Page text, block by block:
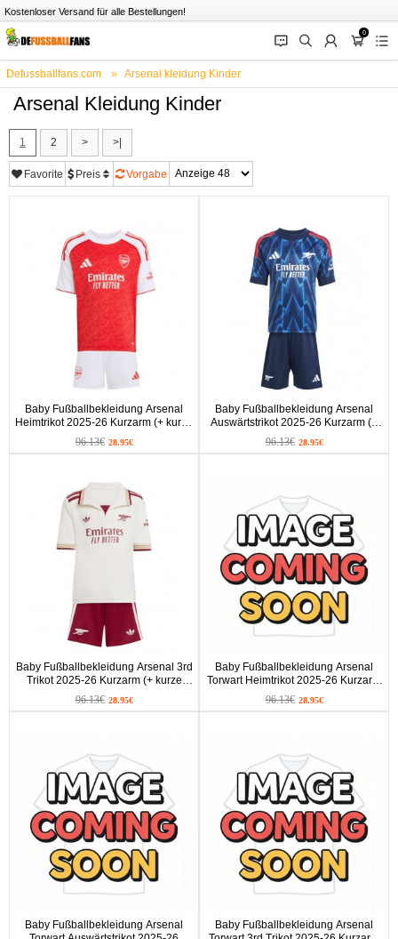
Kostenloser Versand für alle Bestellungen!
󰂱 󰂨 󰃳
0
󰃦 󰃖
Defussballfans.com Arsenal kleidung Kinder
Arsenal Kleidung Kinder
1 2 > >|
Favorite Preis Vorgabe
Baby Fußballbekleidung Arsenal
Heimtrikot 2025-26 Kurzarm (+ kurze
hosen)
96.13€ 28.95€
Baby Fußballbekleidung Arsenal
Auswärtstrikot 2025-26 Kurzarm (+
kurze hosen)
96.13€ 28.95€
Baby Fußballbekleidung Arsenal 3rd
Trikot 2025-26 Kurzarm (+ kurze
hosen)
96.13€ 28.95€
Baby Fußballbekleidung Arsenal
Torwart Heimtrikot 2025-26 Kurzarm
(+ kurze hosen)
96.13€ 28.95€
Baby Fußballbekleidung Arsenal
Baby Fußballbekleidung Arsenal